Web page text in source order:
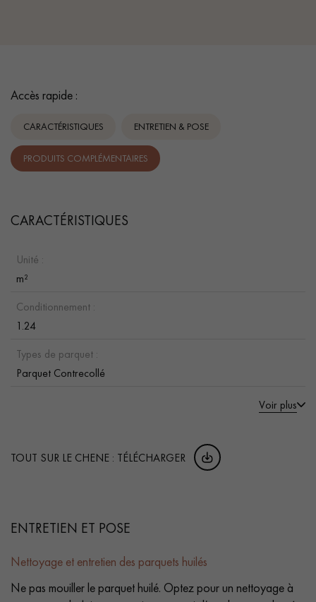
Accès rapide :
CARACTÉRISTIQUES ENTRETIEN & POSE
PRODUITS COMPLÉMENTAIRES
CARACTÉRISTIQUES
Unité :
m²
Conditionnement :
1.24
Types de parquet :
Parquet Contrecollé
Voir plus
TOUT SUR LE CHENE : TÉLÉCHARGER
ENTRETIEN ET POSE
Nettoyage et entretien des parquets huilés
Ne pas mouiller le parquet huilé. Optez pour un nettoyage à